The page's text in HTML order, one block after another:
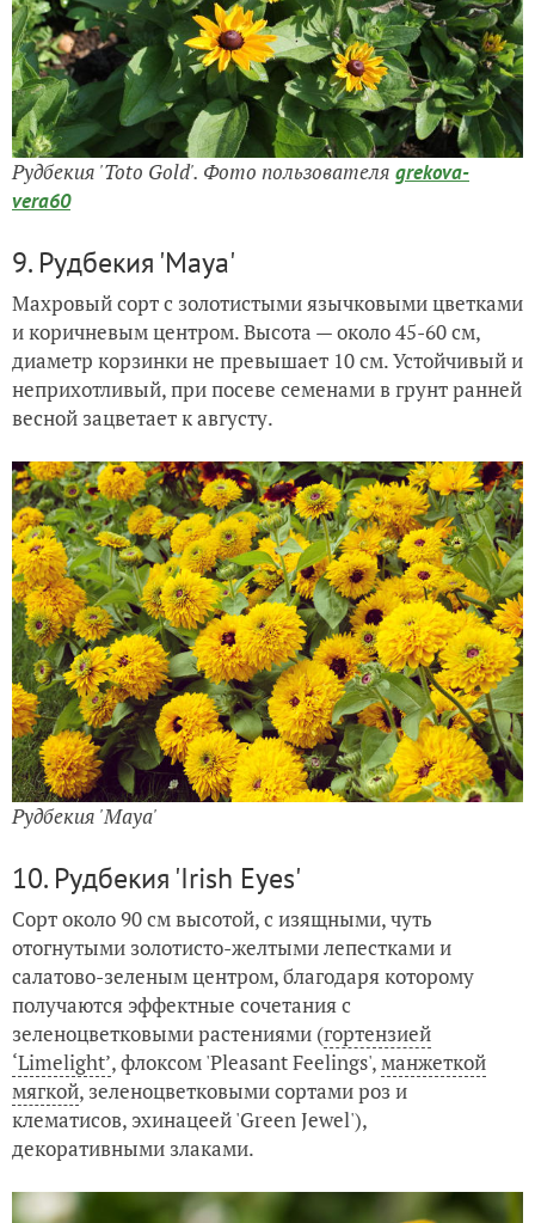
Рудбекия 'Toto Gold'. Фото пользователя grekova-
vera60
9. Рудбекия 'Maya'
Махровый сорт с золотистыми язычковыми цветками
и коричневым центром. Высота — около 45-60 см,
диаметр корзинки не превышает 10 см. Устойчивый и
неприхотливый, при посеве семенами в грунт ранней
весной зацветает к августу.
Рудбекия 'Maya'
10. Рудбекия 'Irish Eyes'
Сорт около 90 см высотой, с изящными, чуть
отогнутыми золотисто-желтыми лепестками и
салатово-зеленым центром, благодаря которому
получаются эффектные сочетания с
зеленоцветковыми растениями (гортензией
‘Limelight’, флоксом 'Pleasant Feelings',манжеткой
мягкой, зеленоцветковыми сортами роз и
клематисов, эхинацеей 'Green Jewel'),
декоративными злаками.